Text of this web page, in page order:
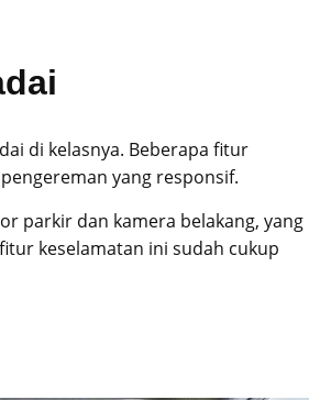
di kelasnya. Beberapa fitur
yang responsif.
parkir dan kamera belakang, yang
keselamatan ini sudah cukup